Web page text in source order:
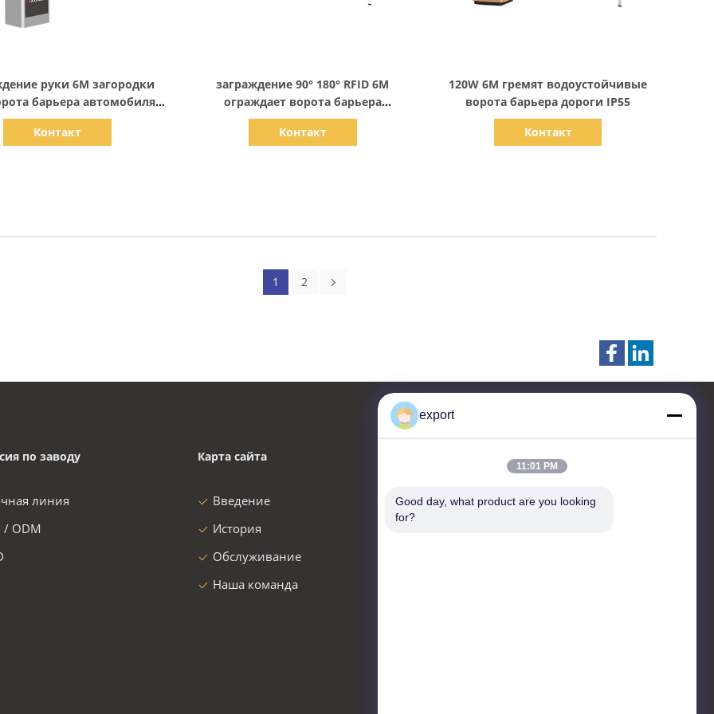
руки 6M загородки
барьера автомобиля
120 ватт
Контакт
заграждение 90° 180° RFID 6M
ограждает ворота барьера
автомобиля 120W
Контакт
120W 6M гремят водоустойчивые
ворота барьера дороги IP55
Контакт
1 2
по заводу
линия
/ ODM
Карта сайта
Введение
История
Обслуживание
Наша команда
контактные данные
Shenzhen Door Intelligent
Control Technology Co., Ltd
export
11:01 PM
Good day, what product are you looking
for?